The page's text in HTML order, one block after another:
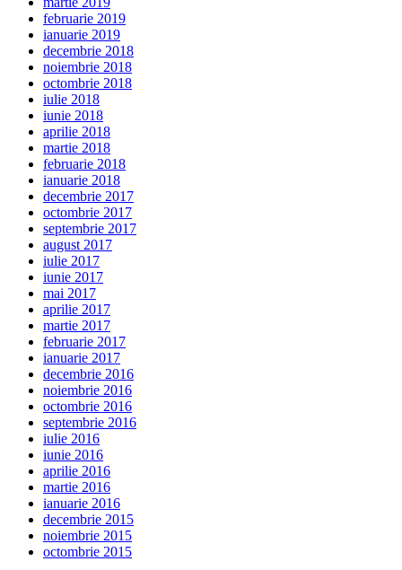
februarie 2019
ianuarie 2019
decembrie 2018
noiembrie 2018
octombrie 2018
iulie 2018
iunie 2018
aprilie 2018
martie 2018
februarie 2018
ianuarie 2018
decembrie 2017
octombrie 2017
septembrie 2017
august 2017
iulie 2017
iunie 2017
mai 2017
aprilie 2017
martie 2017
februarie 2017
ianuarie 2017
decembrie 2016
noiembrie 2016
octombrie 2016
septembrie 2016
iulie 2016
iunie 2016
aprilie 2016
martie 2016
ianuarie 2016
decembrie 2015
noiembrie 2015
octombrie 2015